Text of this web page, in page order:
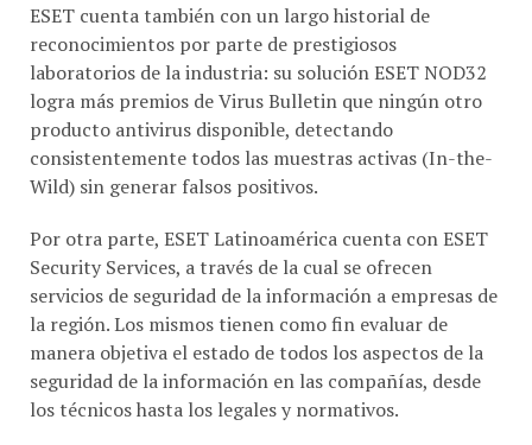
ESET cuenta también con un largo historial de
reconocimientos por parte de prestigiosos
laboratorios de la industria: su solución ESET NOD32
logra más premios de Virus Bulletin que ningún otro
producto antivirus disponible, detectando
consistentemente todos las muestras activas (In-the-
Wild) sin generar falsos positivos.
Por otra parte, ESET Latinoamérica cuenta con ESET
Security Services, a través de la cual se ofrecen
servicios de seguridad de la información a empresas de
la región. Los mismos tienen como fin evaluar de
manera objetiva el estado de todos los aspectos de la
seguridad de la información en las compañías, desde
los técnicos hasta los legales y normativos.